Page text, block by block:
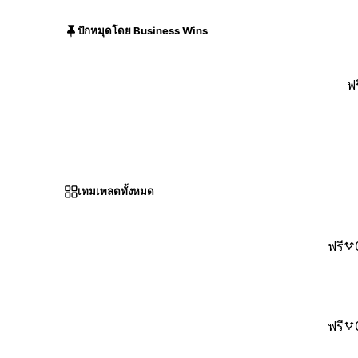
ปักหมุดโดย Business Wins
ฟ
เทมเพลตทั้งหมด
ฟรี
ฟรี